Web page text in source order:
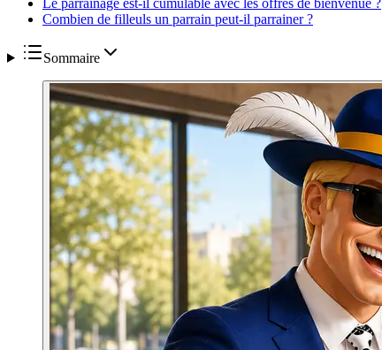
Combien de filleuls un parrain peut-il parrainer ?
Sommaire